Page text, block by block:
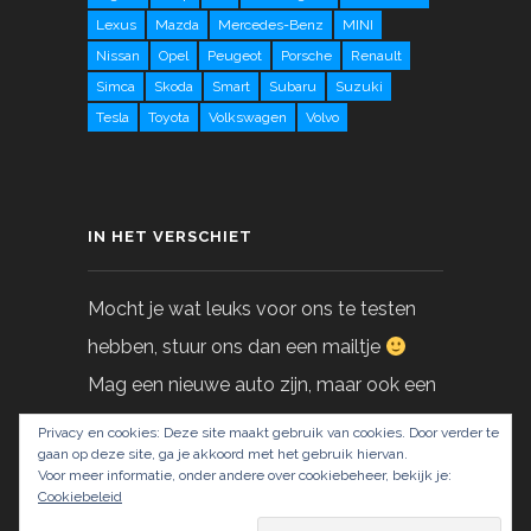
Lexus
Mazda Mercedes-Benz
MINI
Nissan
Opel Peugeot Porsche
Renault
Simca
Skoda Smart Subaru
Suzuki
Tesla
Toyota Volkswagen Volvo
IN HET VERSCHIET
Mocht je wat leuks voor ons te testen
hebben, stuur ons dan een mailtje
Mag een nieuwe auto zijn, maar ook een
gebruikte!
info@LoveAtFirstDrive.nl
Privacy en cookies: Deze site maakt gebruik van cookies. Door verder te
gaan op deze site, ga je akkoord met het gebruik hiervan.
Voor meer informatie, onder andere over cookiebeheer, bekijk je:
Cookiebeleid